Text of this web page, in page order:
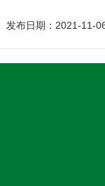
发布日期：2021-11-